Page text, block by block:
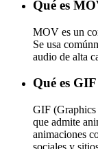
Qué es
MOV es un
Se usa
audio de alta
Qué es GIF
GIF (Graphics
que admite
animaciones
sociales y